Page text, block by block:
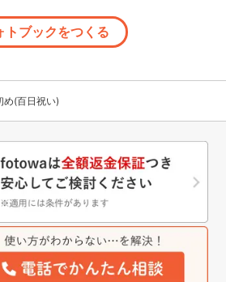
トブックをつくる
め(百日祝い)